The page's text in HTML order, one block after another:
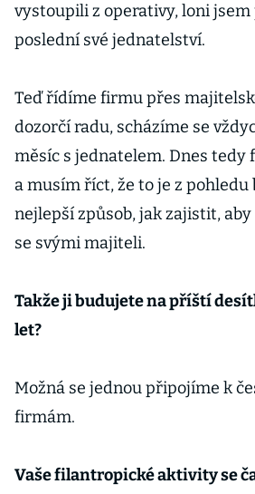
vystoupili z operativy, loni jsem
poslední své jednatelství.
Teď řídíme firmu přes
dozorčí radu, scházíme se
měsíc s jednatelem. Dnes tedy
a musím říct, že to je z
nejlepší způsob, jak zajistit,
se svými majiteli.
Takže ji budujete na příští
let?
Možná se jednou připojíme k
firmám.
Vaše filantropické aktivity se